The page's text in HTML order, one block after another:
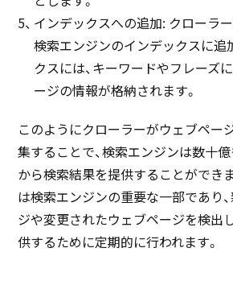
インデックスへの追加: クローラ
検索エンジンのインデックスに追
クスには、キーワードやフレーズ
ージの情報が格納されます。
このようにクローラーがウェブペー
集することで、検索エンジンは数十
から検索結果を提供することができ
は検索エンジンの重要な一部であり
ジや変更されたウェブページを検出
供するために定期的に行われます。